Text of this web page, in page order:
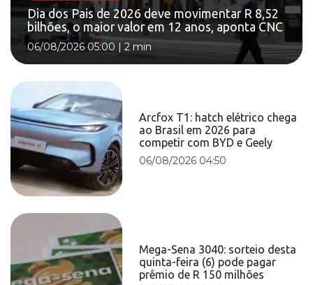
Dia dos Pais de 2026 deve movimentar R 8,52
bilhões, o maior valor em 12 anos, aponta CNC
06/08/2026 05:00 | 2 min
Arcfox T1: hatch elétrico chega
ao Brasil em 2026 para
competir com BYD e Geely
06/08/2026 04:50
Mega-Sena 3040: sorteio desta
quinta-feira (6) pode pagar
prêmio de R 150 milhões